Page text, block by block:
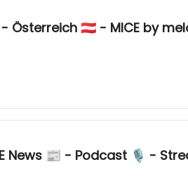
🇦🇹 - MICE by
News 📰 - Podcast 🎙️ -